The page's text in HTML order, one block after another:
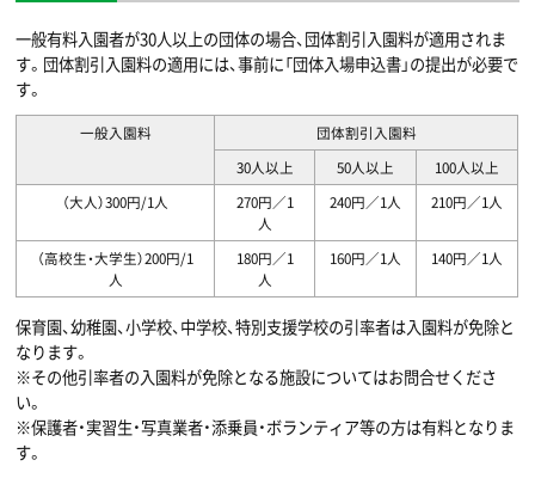
一般有料入園者が30人以上の団体の場合、団体割引入園料が適用されま
す。団体割引入園料の適用には、事前に「団体入場申込書」の提出が必要で
す。
一般入園料
団体割引入園料
30人以上
50人以上
100人以上
（大人）300円/1人
270円／1
人
240円／1人 210円／1人
（高校生・大学生）200円/1
人
180円／1
人
160円／1人 140円／1人
保育園、幼稚園、小学校、中学校、特別支援学校の引率者は入園料が免除と
なります。
※その他引率者の入園料が免除となる施設についてはお問合せくださ
い。
※保護者・実習生・写真業者・添乗員・ボランティア等の方は有料となりま
す。